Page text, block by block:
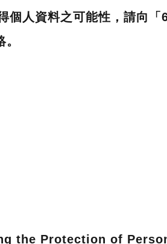
個人資料之可能性，請向
the Protection of